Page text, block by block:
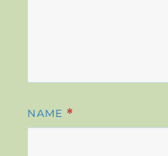
NAME *